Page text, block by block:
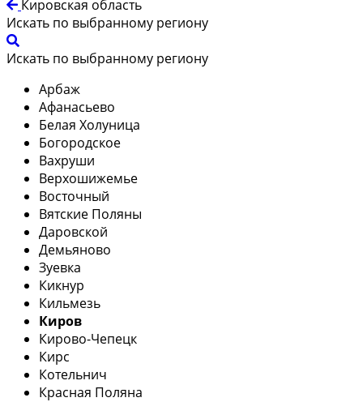
Кировская область
Искать по выбранному региону
Искать по выбранному региону
Арбаж
Афанасьево
Белая Холуница
Богородское
Вахруши
Верхошижемье
Восточный
Вятские Поляны
Даровской
Демьяново
Зуевка
Кикнур
Кильмезь
Киров
Кирово-Чепецк
Кирс
Котельнич
Красная Поляна